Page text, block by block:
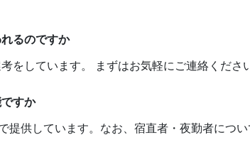
るのですか
をしています。 まずはお気軽にご連絡くださ
すか
提供しています。なお、宿直者・夜勤者につい